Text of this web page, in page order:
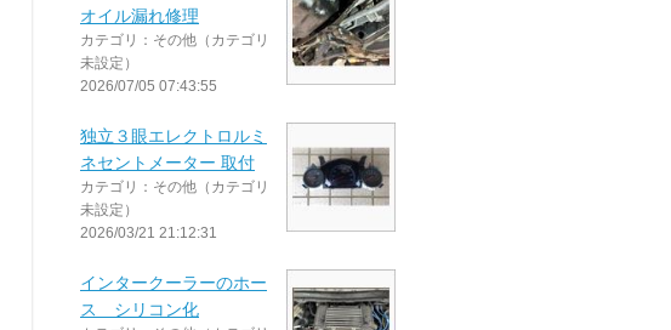
オイル漏れ修理
カテゴリ：その他（カテゴリ
未設定）
2026/07/05 07:43:55
独立３眼エレクトロルミ
ネセントメーター 取付
カテゴリ：その他（カテゴリ
未設定）
2026/03/21 21:12:31
インタークーラーのホー
ス シリコン化